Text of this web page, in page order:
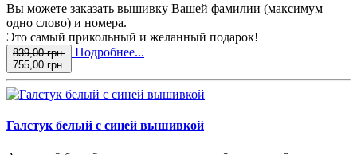
Вы можете заказать вышивку Вашей фамилии (максимум
одно слово) и номера.
Это самый прикольный и желанный подарок!
839,00 грн.
755,00 грн.
Подробнее...
Галстук белый с синей вышивкой